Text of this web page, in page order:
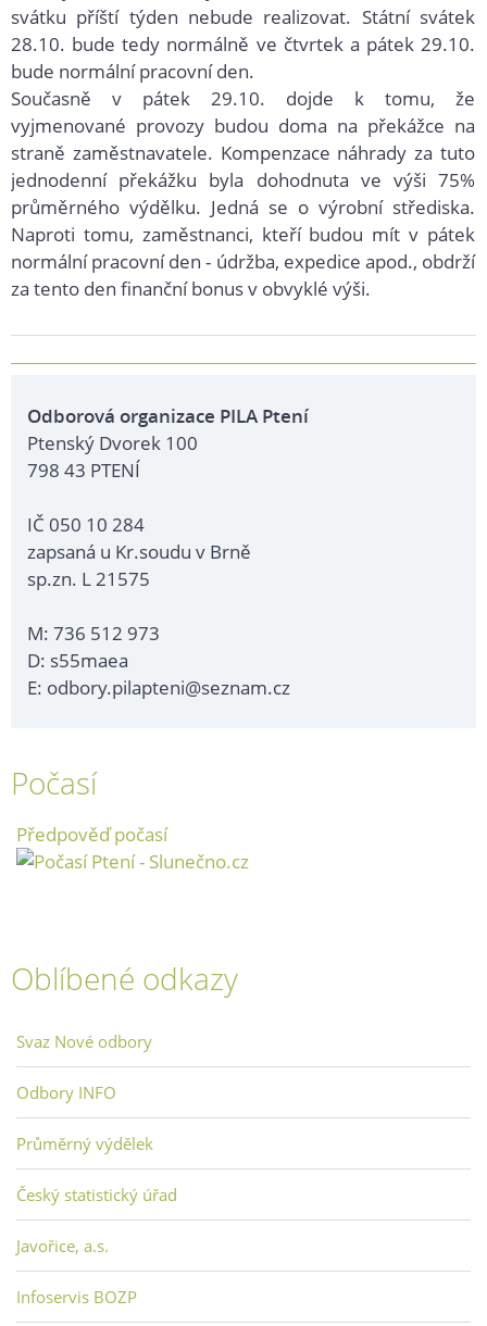
svátku příští týden nebude realizovat. Státní svátek
28.10. bude tedy normálně ve čtvrtek a pátek 29.10.
bude normální pracovní den.
Současně v pátek 29.10. dojde k tomu, že
vyjmenované provozy budou doma na překážce na
straně zaměstnavatele. Kompenzace náhrady za tuto
jednodenní překážku byla dohodnuta ve výši 75%
průměrného výdělku. Jedná se o výrobní střediska.
Naproti tomu, zaměstnanci, kteří budou mít v pátek
normální pracovní den - údržba, expedice apod., obdrží
za tento den finanční bonus v obvyklé výši.
Odborová organizace PILA Ptení
Ptenský Dvorek 100
798 43 PTENÍ
IČ 050 10 284
zapsaná u Kr.soudu v Brně
sp.zn. L 21575
M: 736 512 973
D: s55maea
E: odbory.pilapteni@seznam.cz
Počasí
Předpověď počasí
Oblíbené odkazy
Svaz Nové odbory
Odbory INFO
Průměrný výdělek
Český statistický úřad
Javořice, a.s.
Infoservis BOZP